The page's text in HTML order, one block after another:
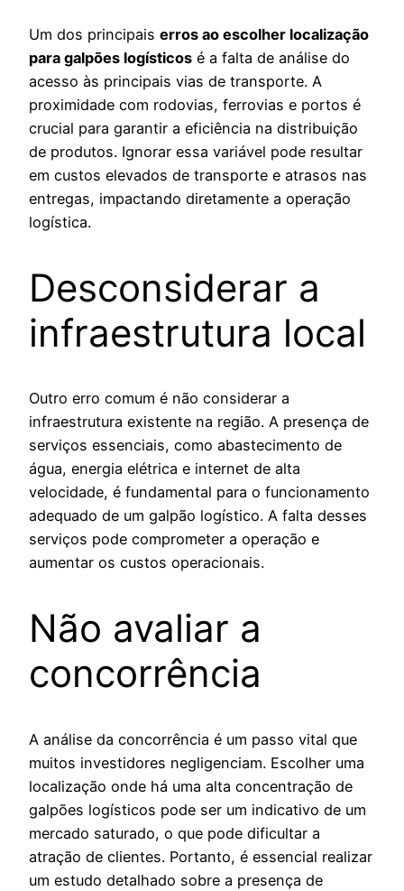
Um dos principais erros ao escolher localização
para galpões logísticos é a falta de análise do
acesso às principais vias de transporte. A
proximidade com rodovias, ferrovias e portos é
crucial para garantir a eficiência na distribuição
de produtos. Ignorar essa variável pode resultar
em custos elevados de transporte e atrasos nas
entregas, impactando diretamente a operação
logística.
Desconsiderar a
infraestrutura local
Outro erro comum é não considerar a
infraestrutura existente na região. A presença de
serviços essenciais, como abastecimento de
água, energia elétrica e internet de alta
velocidade, é fundamental para o funcionamento
adequado de um galpão logístico. A falta desses
serviços pode comprometer a operação e
aumentar os custos operacionais.
Não avaliar a
concorrência
A análise da concorrência é um passo vital que
muitos investidores negligenciam. Escolher uma
localização onde há uma alta concentração de
galpões logísticos pode ser um indicativo de um
mercado saturado, o que pode dificultar a
atração de clientes. Portanto, é essencial realizar
um estudo detalhado sobre a presença de